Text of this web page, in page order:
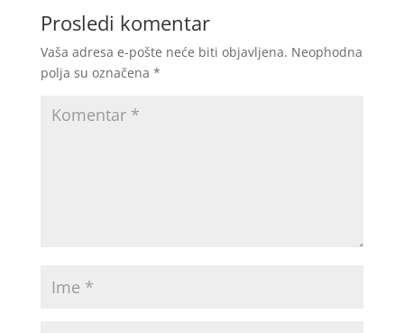
Prosledi komentar
Vaša adresa e-pošte neće biti objavljena. Neophodna
polja su označena *